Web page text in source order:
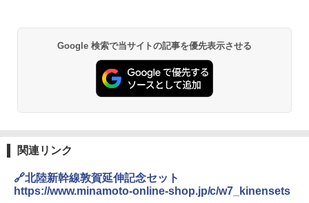
PYKES PEAK (パイクスピーク) 着替えテン
ト プライバシー テント 【中が透けない】 1
人用 折りたたみ 防災グッズ 災害用トイレ ビ
ーチ ピクニック ポップアップテント 携帯 簡
易 トイレテント (ブラック)
テント ワンタッチ RENEW 幅200 2-3人用 43
500002(88859)
BUNDOK(バンドック)ソロ ドーム 1 EX BDK
レーム ドーム型 テント
￥14,800
DEWEL パラソル 大型 ビーチ アウトドアパ
￥6,459
Google 検索で当サイトの記事を優先表示させる
関連リンク
🔗北陸新幹線敦賀延伸記念セット
https://www.minamoto-online-shop.jp/c/w7_kinensets